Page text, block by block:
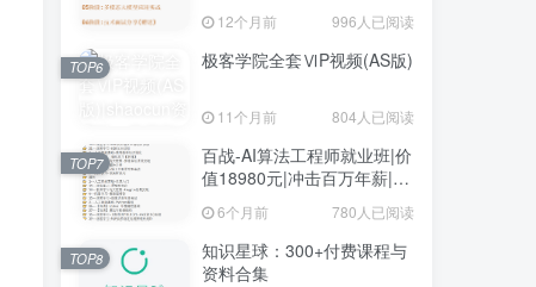
12个月前 996人已阅读
极客学院全套ⅥP视频(AS版)
11个月前 804人已阅读
TOP6
百战-AI算法工程师就业班|价
值18980元|冲击百万年薪|完
结无秘
6个月前 780人已阅读
TOP7
知识星球：300+付费课程与
资料合集
TOP8